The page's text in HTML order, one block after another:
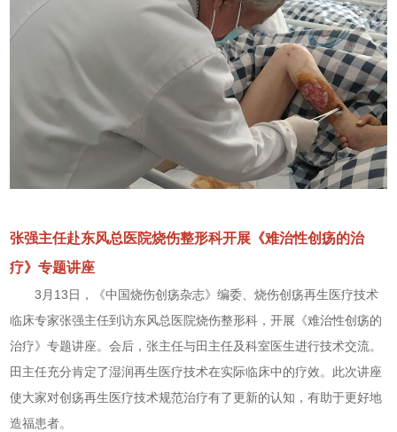
张强主任赴东风总医院烧伤整形科开展《难治性创疡的治
疗》专题讲座
3月13日，《中国烧伤创疡杂志》编委、烧伤创疡再生医疗技术
临床专家张强主任到访东风总医院烧伤整形科，开展《难治性创疡的
治疗》专题讲座。会后，张主任与田主任及科室医生进行技术交流。
田主任充分肯定了湿润再生医疗技术在实际临床中的疗效。此次讲座
使大家对创疡再生医疗技术规范治疗有了更新的认知，有助于更好地
造福患者。